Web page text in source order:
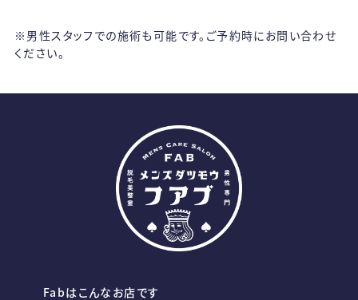
※男性スタッフでの施術も可能です。ご予約時にお問い合わせ
ください。
Fabはこんなお店です